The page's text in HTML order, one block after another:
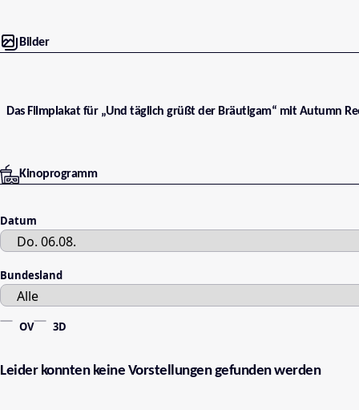
Bilder
Das Filmplakat für „Und täglich grüßt der Bräutigam“ mit Autumn
Kinoprogramm
Datum
Bundesland
OV 3D
Leider konnten keine Vorstellungen gefunden werden